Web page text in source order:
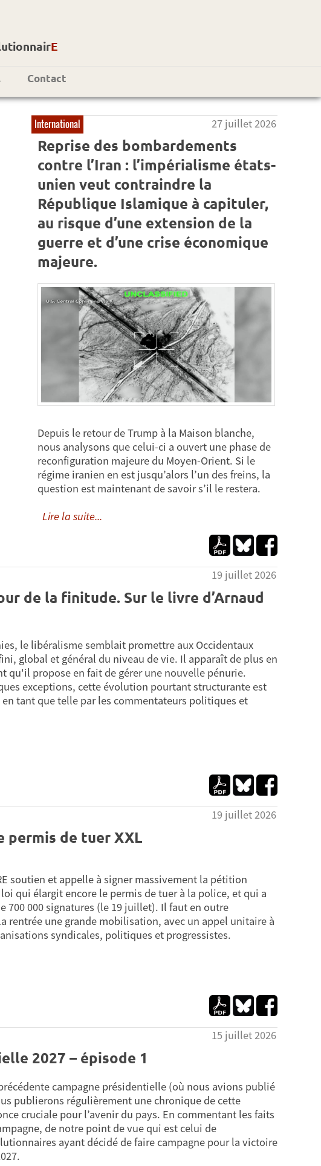
E
Contact
International 27 juillet 2026
Reprise des bombardements
contre l’Iran : l’impérialisme états-
unien veut contraindre la
République Islamique à capituler,
au risque d’une extension de la
guerre et d’une crise économique
majeure.
Depuis le retour de Trump à la Maison blanche,
nous analysons que celui-ci a ouvert une phase de
reconfiguration majeure du Moyen-Orient. Si le
régime iranien en est jusqu’alors l’un des freins, la
question est maintenant de savoir s’il le restera.
Lire la suite...
19 juillet 2026
de la finitude. Sur le livre d’Arnaud
le libéralisme semblait promettre aux Occidentaux
global et général du niveau de vie. Il apparaît de plus en
qu'il propose en fait de gérer une nouvelle pénurie.
exceptions, cette évolution pourtant structurante est
en tant que telle par les commentateurs politiques et
19 juillet 2026
permis de tuer XXL
soutien et appelle à signer massivement la pétition
qui élargit encore le permis de tuer à la police, et qui a
700 000 signatures (le 19 juillet). Il faut en outre
rentrée une grande mobilisation, avec un appel unitaire à
syndicales, politiques et progressistes.
15 juillet 2026
2027 – épisode 1
campagne présidentielle (où nous avions publié
publierons régulièrement une chronique de cette
cruciale pour l’avenir du pays. En commentant les faits
de notre point de vue qui est celui de
ayant décidé de faire campagne pour la victoire